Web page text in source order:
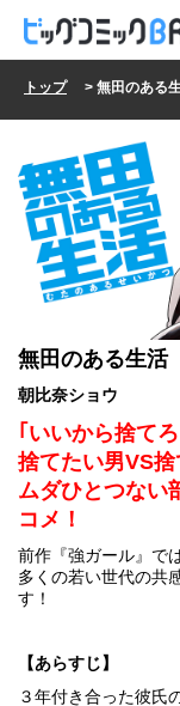
トップ > 無田のある
無田のある生活
朝比奈ショウ
｢いいから捨て
捨てたい男VS
ムダひとつない
コメ！
前作『強ガール』で
多くの若い世代の共
す！
【あらすじ】
３年付き合った彼氏